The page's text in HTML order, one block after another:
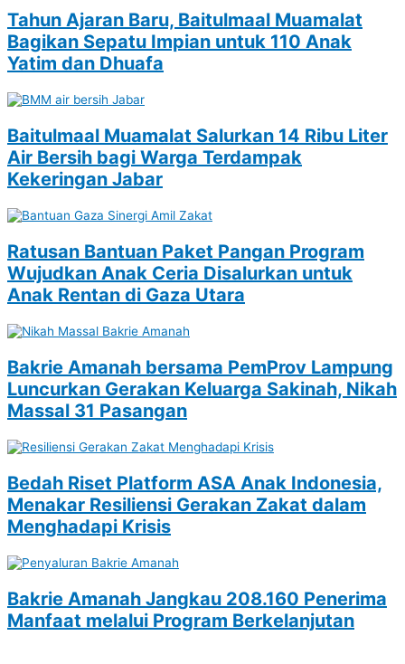
Tahun Ajaran Baru, Baitulmaal Muamalat
Bagikan Sepatu Impian untuk 110 Anak
Yatim dan Dhuafa
Baitulmaal Muamalat Salurkan 14 Ribu Liter
Air Bersih bagi Warga Terdampak
Kekeringan Jabar
Ratusan Bantuan Paket Pangan Program
Wujudkan Anak Ceria Disalurkan untuk
Anak Rentan di Gaza Utara
Bakrie Amanah bersama PemProv Lampung
Luncurkan Gerakan Keluarga Sakinah, Nikah
Massal 31 Pasangan
Bedah Riset Platform ASA Anak Indonesia,
Menakar Resiliensi Gerakan Zakat dalam
Menghadapi Krisis
Bakrie Amanah Jangkau 208.160 Penerima
Manfaat melalui Program Berkelanjutan